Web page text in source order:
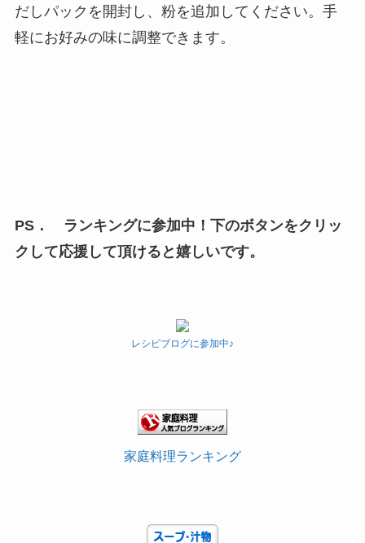
だしパックを開封し、粉を追加してください。手
軽にお好みの味に調整できます。
PS． ランキングに参加中！下のボタンをクリッ
クして応援して頂けると嬉しいです。
レシピブログに参加中♪
家庭料理ランキング